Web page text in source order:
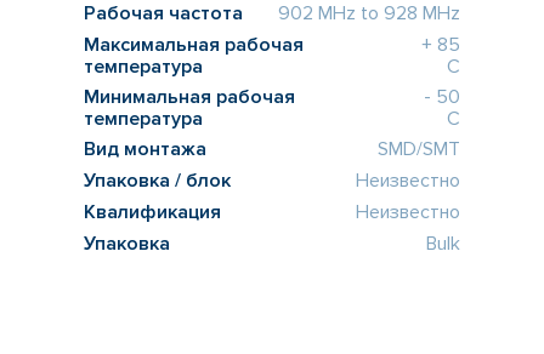
Рабочая частота
902 MHz to 928 MHz
Максимальная рабочая
температура
+ 85
C
Минимальная рабочая
температура
- 50
C
Вид монтажа
SMD/SMT
Упаковка / блок
Неизвестно
Квалификация
Неизвестно
Упаковка
Bulk